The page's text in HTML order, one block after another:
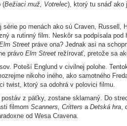
(Bežiaci muž, Votrelec), ktorý tu snáď ako
po menách ako sú Craven,
a rutinný film. Neskôr sa podpísala pod
Street práve ona? Jednak asi na
právo Elm Street režírovať, pretože sa
Poteší Englund v civilnej polohe.
nikoho iného, ako samotného
twist, ktorý sa odohrá v polovici filmu.
z päťky, zostane sklamaný. Do
filmom Scanners, Critters a Detská hra,
od Wesa Cravena.